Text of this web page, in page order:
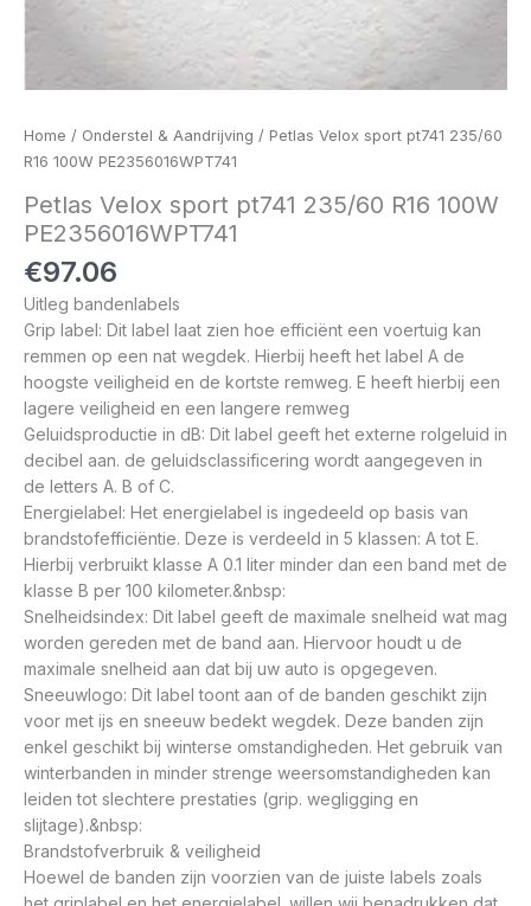
Home / Onderstel & Aandrijving / Petlas Velox sport pt741 235/60
R16 100W PE2356016WPT741
Petlas Velox sport pt741 235/60 R16 100W
PE2356016WPT741
€97.06
Uitleg bandenlabels
Grip label: Dit label laat zien hoe efficiënt een voertuig kan
remmen op een nat wegdek. Hierbij heeft het label A de
hoogste veiligheid en de kortste remweg. E heeft hierbij een
lagere veiligheid en een langere remweg
Geluidsproductie in dB: Dit label geeft het externe rolgeluid in
decibel aan. de geluidsclassificering wordt aangegeven in
de letters A. B of C.
Energielabel: Het energielabel is ingedeeld op basis van
brandstofefficiëntie. Deze is verdeeld in 5 klassen: A tot E.
Hierbij verbruikt klasse A 0.1 liter minder dan een band met de
klasse B per 100 kilometer.&nbsp:
Snelheidsindex: Dit label geeft de maximale snelheid wat mag
worden gereden met de band aan. Hiervoor houdt u de
maximale snelheid aan dat bij uw auto is opgegeven.
Sneeuwlogo: Dit label toont aan of de banden geschikt zijn
voor met ijs en sneeuw bedekt wegdek. Deze banden zijn
enkel geschikt bij winterse omstandigheden. Het gebruik van
winterbanden in minder strenge weersomstandigheden kan
leiden tot slechtere prestaties (grip. wegligging en
slijtage).&nbsp:
Brandstofverbruik & veiligheid
Hoewel de banden zijn voorzien van de juiste labels zoals